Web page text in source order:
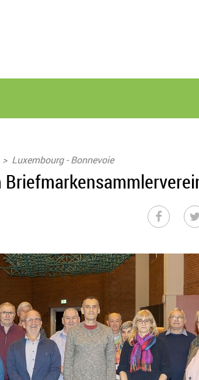
Luxembourg - Bonnevoie